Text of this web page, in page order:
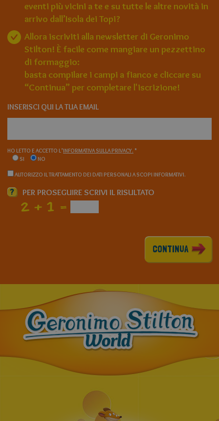
eventi più vicini a te e su tutte le altre novità in
arrivo dall’Isola dei Topi?
Allora iscriviti alla newsletter di Geronimo
Stilton! È facile come mangiare un pezzettino
di formaggio:
basta compilare i campi a fianco e cliccare su
“Continua” per completare l'iscrizione!
INSERISCI QUI LA TUA EMAIL
HO LETTO E ACCETTO L’INFORMATIVA SULLA PRIVACY. *
SI
NO
AUTORIZZO IL TRATTAMENTO DEI DATI PERSONALI A SCOPI INFORMATIVI.
? PER PROSEGUIRE SCRIVI IL RISULTATO